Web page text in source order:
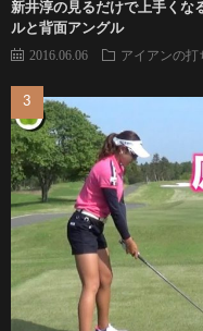
新井淳の見るだけで上手くな
ルと背面アングル
2016.06.06 アイアンの打